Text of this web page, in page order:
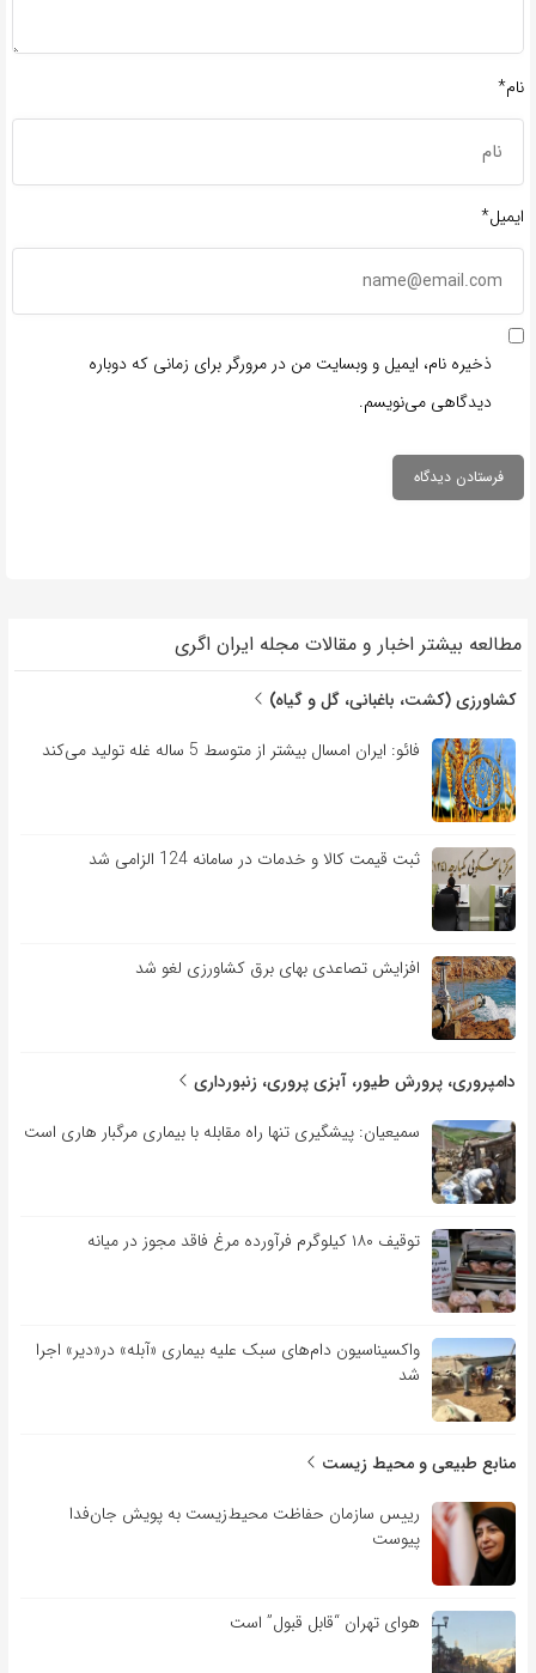
نام*
ایمیل*
ذخیره نام، ایمیل و وبسایت من در مرورگر برای زمانی که دوباره
دیدگاهی می‌نویسم.
مطالعه بیشتر اخبار و مقالات مجله ایران اگری
کشاورزی (کشت، باغبانی، گل و گیاه)
فائو: ایران امسال بیشتر از متوسط 5 ساله غله تولید می‌کند
ثبت قیمت کالا و خدمات در سامانه 124 الزامی شد
افزایش تصاعدی بهای برق کشاورزی لغو شد
دامپروری، پرورش طیور، آبزی پروری، زنبورداری
سمیعیان: پیشگیری تنها راه مقابله با بیماری مرگبار هاری است
توقیف ۱۸۰ کیلوگرم فرآورده مرغ فاقد مجوز در میانه
واکسیناسیون دام‌های سبک علیه بیماری «آبله» در«دیر» اجرا
شد
منابع طبیعی و محیط زیست
رییس سازمان حفاظت محیط‌زیست به پویش جان‌فدا
پیوست
هوای تهران “قابل قبول” است